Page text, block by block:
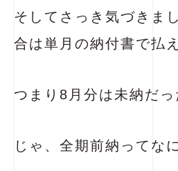
そしてさっき気づきま
合は単月の納付書で払
つまり8月分は未納だっ
じゃ、全期前納ってな